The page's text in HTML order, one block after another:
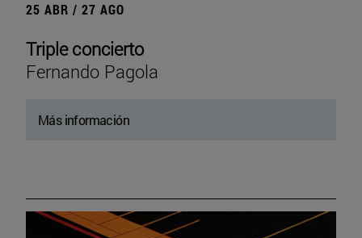
25 ABR / 27 AGO
Triple concierto
Fernando Pagola
Más información